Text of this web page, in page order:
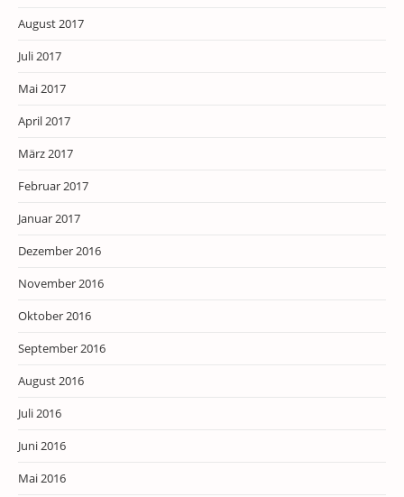
August 2017
Juli 2017
Mai 2017
April 2017
März 2017
Februar 2017
Januar 2017
Dezember 2016
November 2016
Oktober 2016
September 2016
August 2016
Juli 2016
Juni 2016
Mai 2016